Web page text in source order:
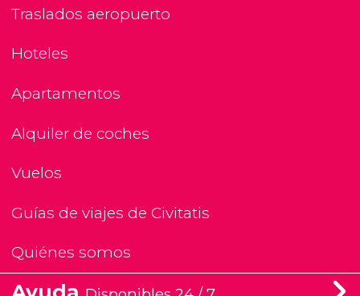
Traslados aeropuerto
Hoteles
Apartamentos
Alquiler de coches
Vuelos
Guías de viajes de Civitatis
Quiénes somos